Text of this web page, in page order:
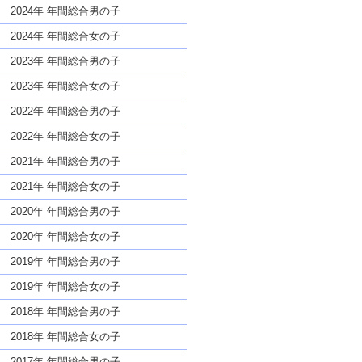
名前であっても奇抜すぎない
2024年 年間総合男の子
2024年 年間総合女の子
2023年 年間総合男の子
2023年 年間総合女の子
2022年 年間総合男の子
2022年 年間総合女の子
2021年 年間総合男の子
2021年 年間総合女の子
2020年 年間総合男の子
2020年 年間総合女の子
2019年 年間総合男の子
2019年 年間総合女の子
2018年 年間総合男の子
2018年 年間総合女の子